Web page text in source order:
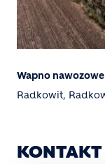
Wapno
Radkowit,
KONTAKT